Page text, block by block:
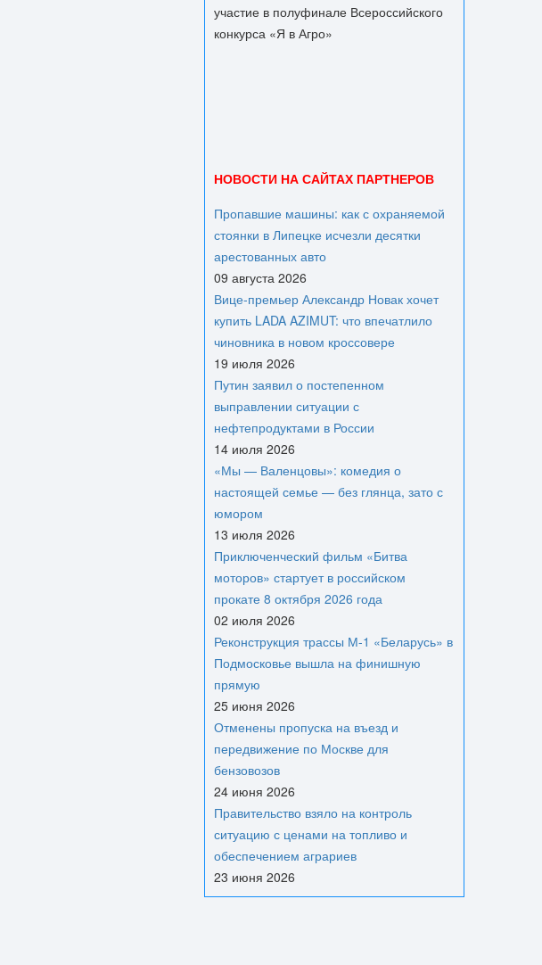
НОВОСТИ НА САЙТАХ ПАРТНЕРОВ
Пропавшие машины: как с охраняемой
стоянки в Липецке исчезли десятки
арестованных авто
09 августа 2026
Вице‑премьер Александр Новак хочет
купить LADA AZIMUT: что впечатлило
чиновника в новом кроссовере
19 июля 2026
Путин заявил о постепенном
выправлении ситуации с
нефтепродуктами в России
14 июля 2026
«Мы — Валенцовы»: комедия о
настоящей семье — без глянца, зато с
юмором
13 июля 2026
Приключенческий фильм «Битва
моторов» стартует в российском
прокате 8 октября 2026 года
02 июля 2026
Реконструкция трассы М-1 «Беларусь» в
Подмосковье вышла на финишную
прямую
25 июня 2026
Отменены пропуска на въезд и
передвижение по Москве для
бензовозов
24 июня 2026
Правительство взяло на контроль
ситуацию с ценами на топливо и
обеспечением аграриев
23 июня 2026